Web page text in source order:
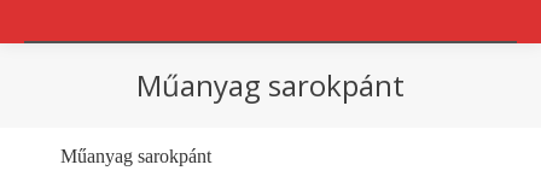
Műanyag sarokpánt
Műanyag sarokpánt